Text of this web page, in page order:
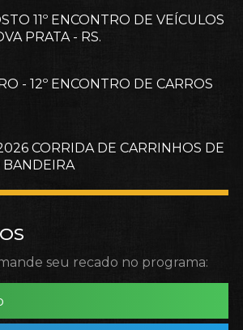
11º ENCONTRO DE VEÍCULOS
PRATA - RS.
- 12º ENCONTRO DE CARROS
CORRIDA DE CARRINHOS DE
seu recado no programa: